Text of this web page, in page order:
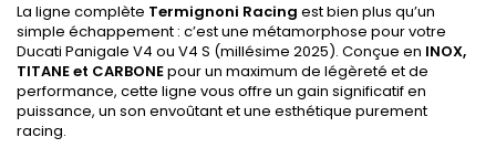
La ligne complète Termignoni Racing est bien plus qu’un
simple échappement : c’est une métamorphose pour votre
Ducati Panigale V4 ou V4 S (millésime 2025). Conçue en INOX,
TITANE et CARBONEpour un maximum de légèreté et de
performance, cette ligne vous offre un gain significatif en
puissance, un son envoûtant et une esthétique purement
racing.